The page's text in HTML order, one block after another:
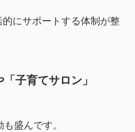
にサポートする体制が整
子育てサロン」
盛んです。